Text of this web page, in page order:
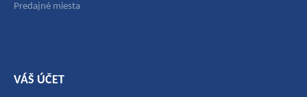
Predajné miesta
VÁŠ ÚČET